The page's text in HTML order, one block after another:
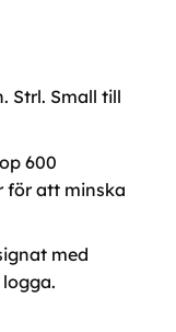
Strl. Small till
600
för att minska
med